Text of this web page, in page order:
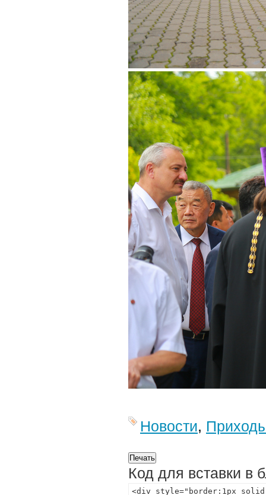
Новости,
Код для вставки в